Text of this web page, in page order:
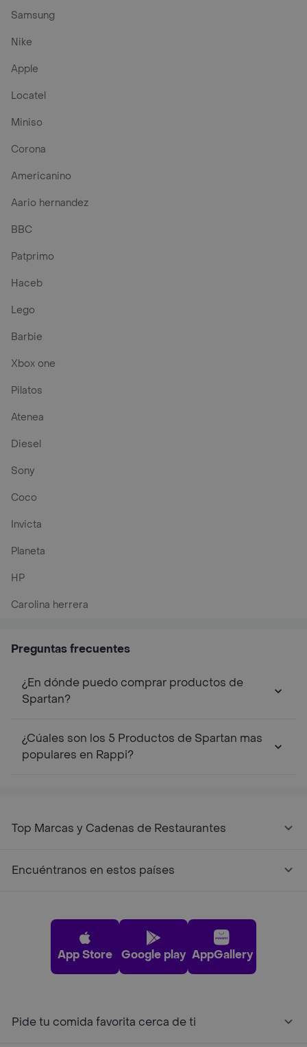
Samsung
Nike
Apple
Locatel
Miniso
Corona
Americanino
Aario hernandez
BBC
Patprimo
Haceb
Lego
Barbie
Xbox one
Pilatos
Atenea
Diesel
Sony
Coco
Invicta
Planeta
HP
Carolina herrera
Preguntas frecuentes
¿En dónde puedo comprar productos de
Spartan?
¿Cúales son los 5 Productos de Spartan mas
populares en Rappi?
Top Marcas y Cadenas de Restaurantes
Encuéntranos en estos países
App Store Google play AppGallery
Pide tu comida favorita cerca de ti